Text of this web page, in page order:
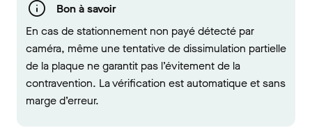
Bon à savoir
En cas de stationnement non payé détecté par
caméra, même une tentative de dissimulation partielle
de la plaque ne garantit pas l’évitement de la
contravention. La vérification est automatique et sans
marge d’erreur.